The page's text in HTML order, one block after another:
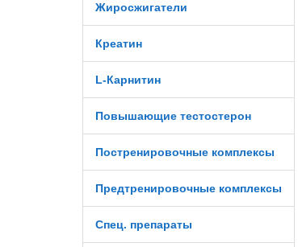
Жиросжигатели
Креатин
L-Карнитин
Повышающие тестостерон
Постренировочные комплексы
Предтренировочные комплексы
Спец. препараты